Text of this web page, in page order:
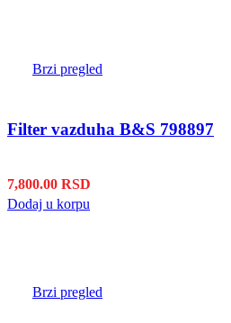
Brzi pregled
Filter vazduha B&S 798897
7,800.00 RSD
Dodaj u korpu
Brzi pregled